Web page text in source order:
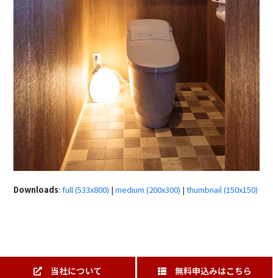
Downloads:full (533x800) |medium (200x300) |thumbnail (150x150)
当社について 無料申込みはこちら